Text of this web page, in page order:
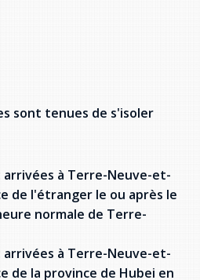
sont tenues de s'isoler
arrivées à Terre-Neuve-et-
de l'étranger le ou après le
normale de Terre-
arrivées à Terre-Neuve-et-
de la province de Hubei en